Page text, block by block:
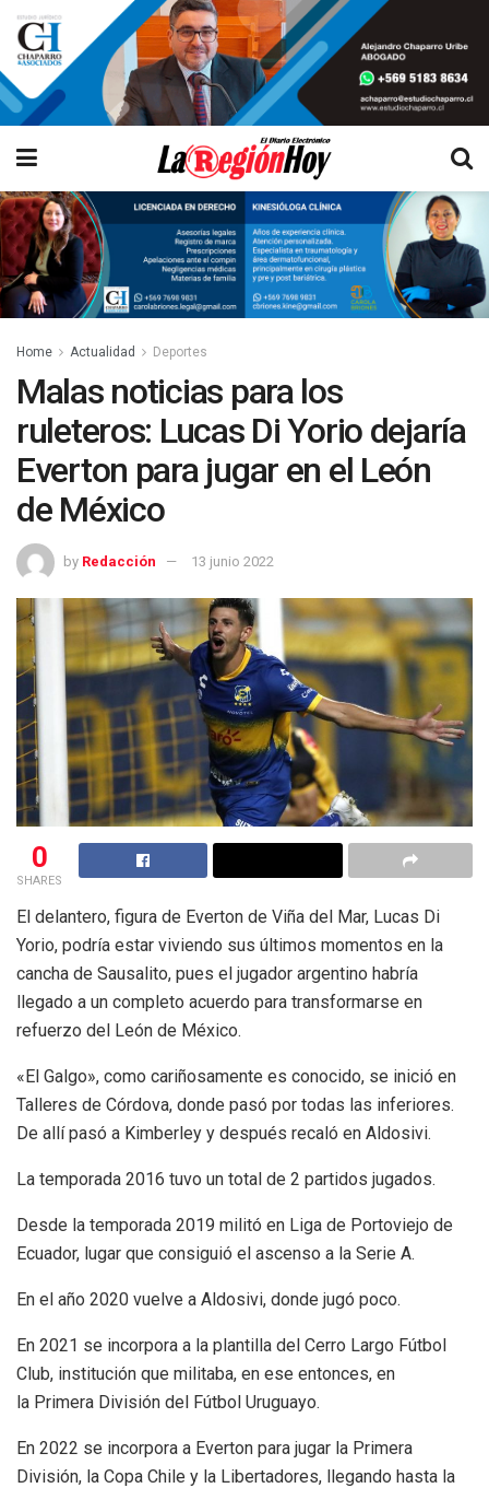
Home Actualidad Deportes
Malas noticias para los
ruleteros: Lucas Di Yorio dejaría
Everton para jugar en el León
de México
by Redacción 13 junio 2022
0
SHARES
El delantero, figura de Everton de Viña del Mar, Lucas Di
Yorio, podría estar viviendo sus últimos momentos en la
cancha de Sausalito, pues el jugador argentino habría
llegado a un completo acuerdo para transformarse en
refuerzo del León de México.
«El Galgo», como cariñosamente es conocido, se inició en
Talleres de Córdova, donde pasó por todas las inferiores.
De allí pasó a Kimberley y después recaló en Aldosivi.
La temporada 2016 tuvo un total de 2 partidos jugados.
Desde la temporada 2019 militó en Liga de Portoviejo de
Ecuador, lugar que consiguió el ascenso a la Serie A.
En el año 2020 vuelve a Aldosivi, donde jugó poco.
En 2021 se incorpora a la plantilla del Cerro Largo Fútbol
Club, institución que militaba, en ese entonces, en
la Primera División del Fútbol Uruguayo.
En 2022 se incorpora a Everton para jugar la Primera
División, la Copa Chile y la Libertadores, llegando hasta la